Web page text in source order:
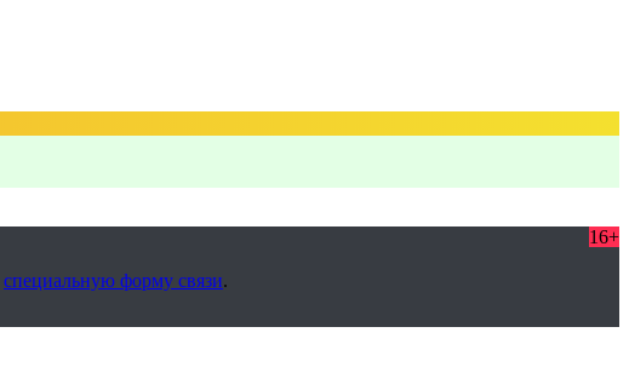
16+
специальную форму связи.